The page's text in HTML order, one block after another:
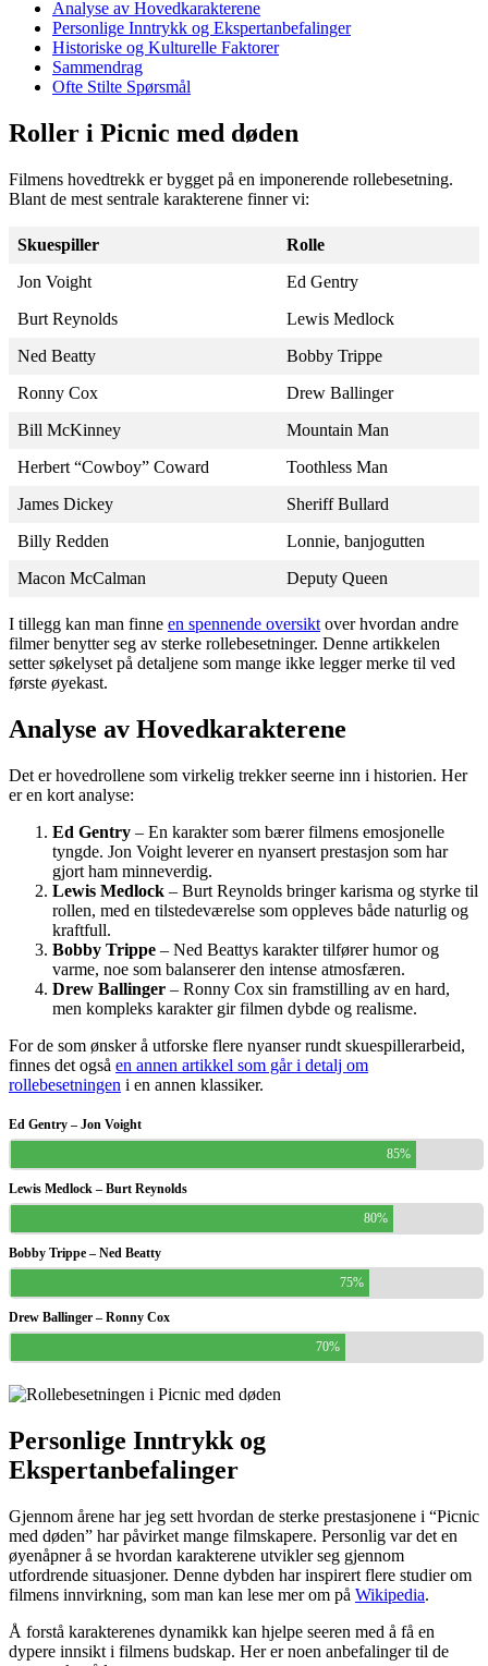
Analyse av Hovedkarakterene
Personlige Inntrykk og Ekspertanbefalinger
Historiske og Kulturelle Faktorer
Sammendrag
Ofte Stilte Spørsmål
Roller i Picnic med døden
Filmens hovedtrekk er bygget på en imponerende rollebesetning.
Blant de mest sentrale karakterene finner vi:
Skuespiller
Rolle
Jon Voight
Ed Gentry
Burt Reynolds
Lewis Medlock
Ned Beatty
Bobby Trippe
Ronny Cox
Drew Ballinger
Bill McKinney
Mountain Man
Herbert “Cowboy” Coward
Toothless Man
James Dickey
Sheriff Bullard
Billy Redden
Lonnie, banjogutten
Macon McCalman
Deputy Queen
I tillegg kan man finne en spennende oversikt over hvordan andre
filmer benytter seg av sterke rollebesetninger. Denne artikkelen
setter søkelyset på detaljene som mange ikke legger merke til ved
første øyekast.
Analyse av Hovedkarakterene
Det er hovedrollene som virkelig trekker seerne inn i historien. Her
er en kort analyse:
Ed Gentry – En karakter som bærer filmens emosjonelle
tyngde. Jon Voight leverer en nyansert prestasjon som har
gjort ham minneverdig.
Lewis Medlock – Burt Reynolds bringer karisma og styrke til
rollen, med en tilstedeværelse som oppleves både naturlig og
kraftfull.
Bobby Trippe – Ned Beattys karakter tilfører humor og
varme, noe som balanserer den intense atmosfæren.
Drew Ballinger – Ronny Cox sin framstilling av en hard,
men kompleks karakter gir filmen dybde og realisme.
For de som ønsker å utforske flere nyanser rundt skuespillerarbeid,
finnes det også en annen artikkel som går i detalj om
rollebesetningen i en annen klassiker.
Ed Gentry – Jon Voight
85%
Lewis Medlock – Burt Reynolds
80%
Bobby Trippe – Ned Beatty
75%
Drew Ballinger – Ronny Cox
70%
Personlige Inntrykk og
Ekspertanbefalinger
Gjennom årene har jeg sett hvordan de sterke prestasjonene i “Picnic
med døden” har påvirket mange filmskapere. Personlig var det en
øyenåpner å se hvordan karakterene utvikler seg gjennom
utfordrende situasjoner. Denne dybden har inspirert flere studier om
filmens innvirkning, som man kan lese mer om på Wikipedia.
Å forstå karakterenes dynamikk kan hjelpe seeren med å få en
dypere innsikt i filmens budskap. Her er noen anbefalinger til de